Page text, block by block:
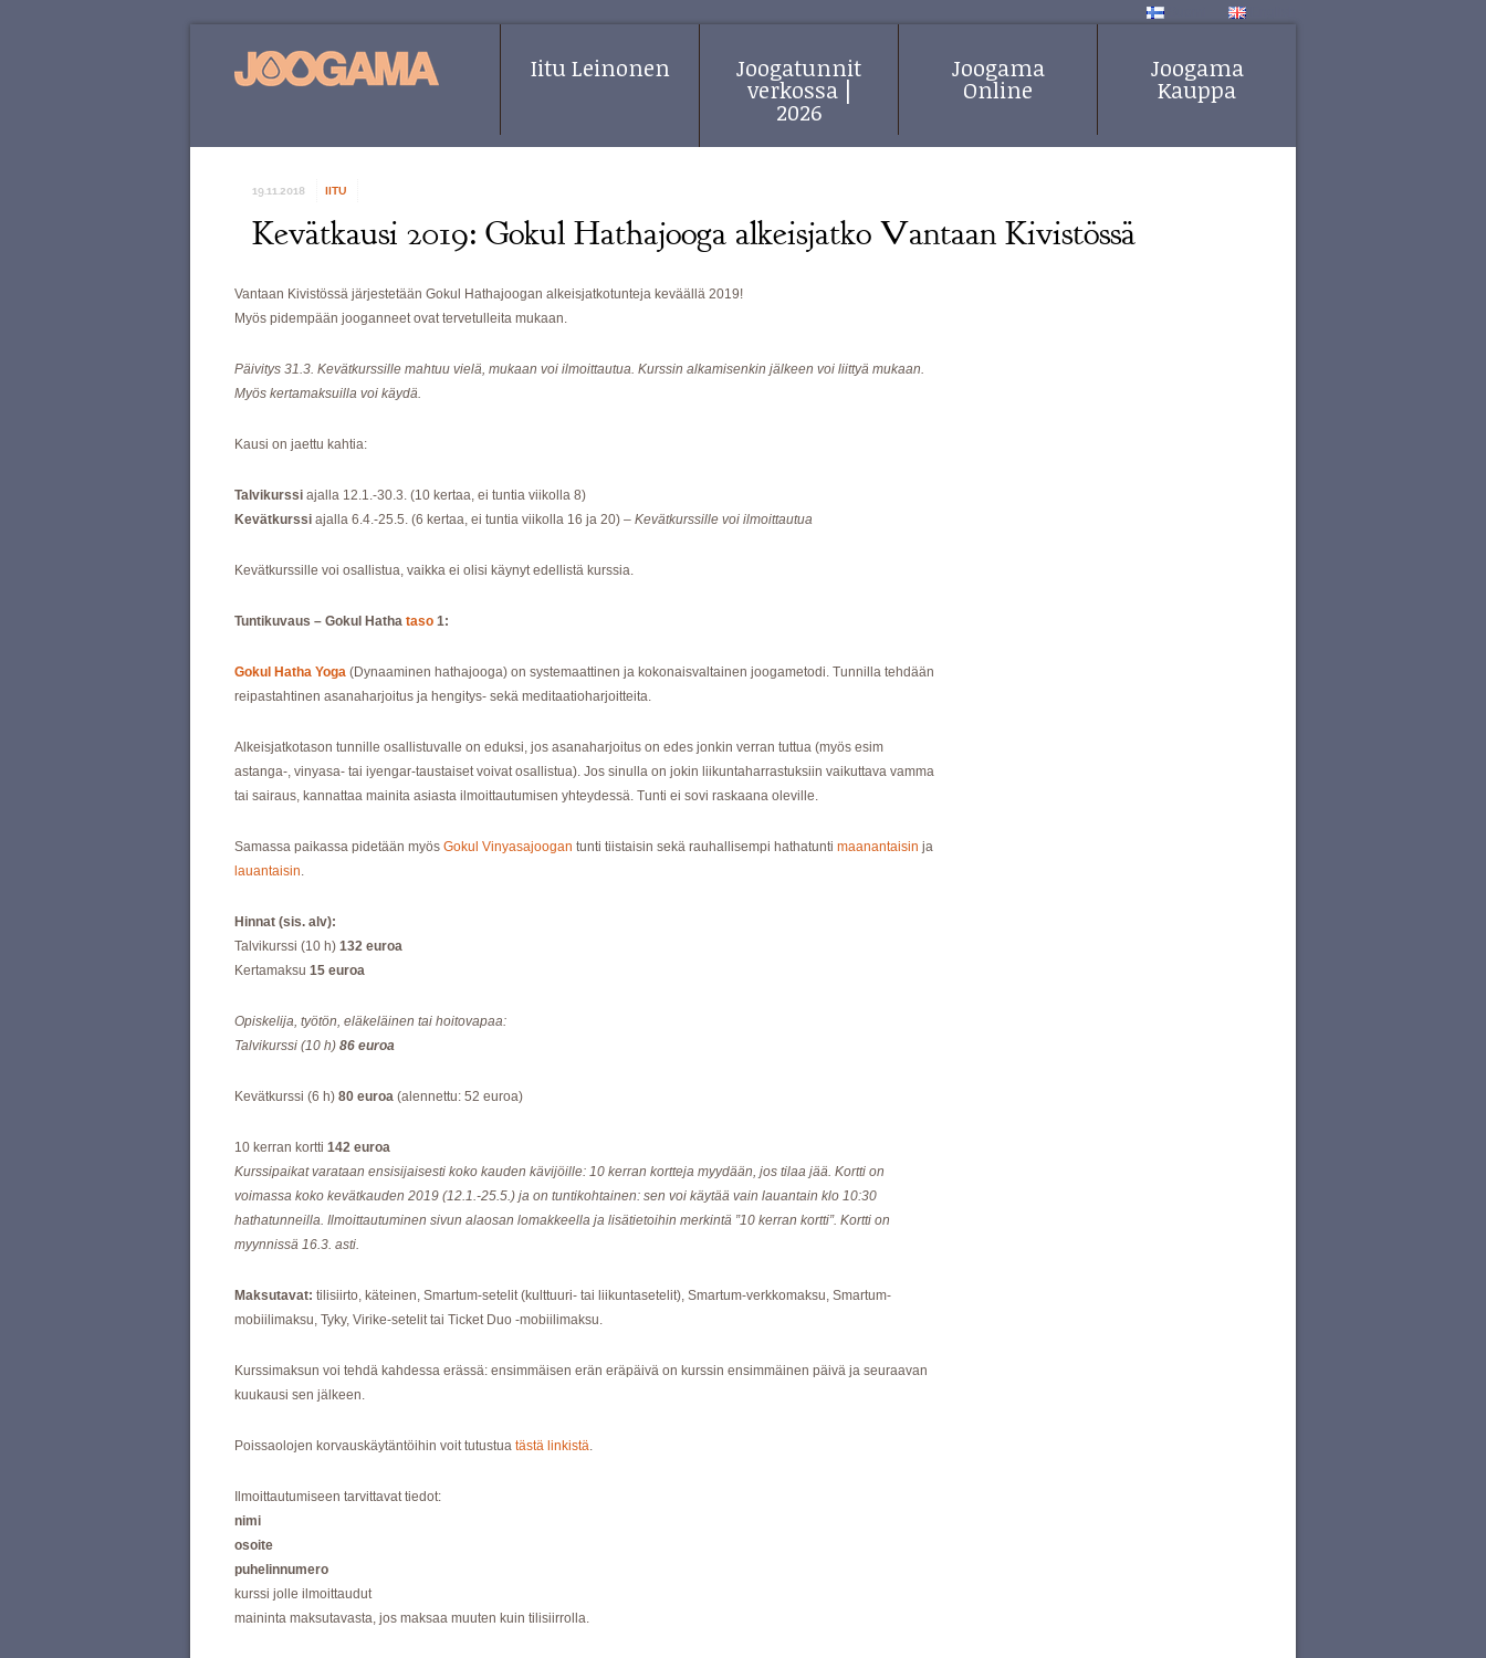
Iitu Leinonen Joogatunnit
verkossa |
2026
Joogama
Online
Joogama
Kauppa
19.11.2018 IITU
Kevätkausi 2019: Gokul Hathajooga alkeisjatko Vantaan Kivistössä
Vantaan Kivistössä järjestetään Gokul Hathajoogan alkeisjatkotunteja keväällä 2019!
Myös pidempään jooganneet ovat tervetulleita mukaan.
Päivitys 31.3. Kevätkurssille mahtuu vielä, mukaan voi ilmoittautua. Kurssin alkamisenkin jälkeen voi liittyä mukaan.
Myös kertamaksuilla voi käydä.
Kausi on jaettu kahtia:
Talvikurssi ajalla 12.1.-30.3. (10 kertaa, ei tuntia viikolla 8)
Kevätkurssi ajalla 6.4.-25.5. (6 kertaa, ei tuntia viikolla 16 ja 20) – Kevätkurssille voi ilmoittautua
Kevätkurssille voi osallistua, vaikka ei olisi käynyt edellistä kurssia.
Tuntikuvaus – Gokul Hatha taso 1:
Gokul Hatha Yoga (Dynaaminen hathajooga) on systemaattinen ja kokonaisvaltainen joogametodi. Tunnilla tehdään
reipastahtinen asanaharjoitus ja hengitys- sekä meditaatioharjoitteita.
Alkeisjatkotason tunnille osallistuvalle on eduksi, jos asanaharjoitus on edes jonkin verran tuttua (myös esim
astanga-, vinyasa- tai iyengar-taustaiset voivat osallistua). Jos sinulla on jokin liikuntaharrastuksiin vaikuttava vamma
tai sairaus, kannattaa mainita asiasta ilmoittautumisen yhteydessä. Tunti ei sovi raskaana oleville.
Samassa paikassa pidetään myös Gokul Vinyasajoogan tunti tiistaisin sekä rauhallisempi hathatunti maanantaisin ja
lauantaisin.
Hinnat (sis. alv):
Talvikurssi (10 h) 132 euroa
Kertamaksu 15 euroa
Opiskelija, työtön, eläkeläinen tai hoitovapaa:
Talvikurssi (10 h) 86 euroa
Kevätkurssi (6 h) 80 euroa (alennettu: 52 euroa)
10 kerran kortti 142 euroa
Kurssipaikat varataan ensisijaisesti koko kauden kävijöille: 10 kerran kortteja myydään, jos tilaa jää. Kortti on
voimassa koko kevätkauden 2019 (12.1.-25.5.) ja on tuntikohtainen: sen voi käytää vain lauantain klo 10:30
hathatunneilla. Ilmoittautuminen sivun alaosan lomakkeella ja lisätietoihin merkintä ”10 kerran kortti”. Kortti on
myynnissä 16.3. asti.
Maksutavat: tilisiirto, käteinen, Smartum-setelit (kulttuuri- tai liikuntasetelit), Smartum-verkkomaksu, Smartum-
mobiilimaksu, Tyky, Virike-setelit tai Ticket Duo -mobiilimaksu.
Kurssimaksun voi tehdä kahdessa erässä: ensimmäisen erän eräpäivä on kurssin ensimmäinen päivä ja seuraavan
kuukausi sen jälkeen.
Poissaolojen korvauskäytäntöihin voit tutustua tästä linkistä.
Ilmoittautumiseen tarvittavat tiedot:
nimi
osoite
puhelinnumero
kurssi jolle ilmoittaudut
maininta maksutavasta, jos maksaa muuten kuin tilisiirrolla.